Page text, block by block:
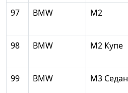
97 BMW M2
98 BMW M2 Купе
99 BMW М3 Седан